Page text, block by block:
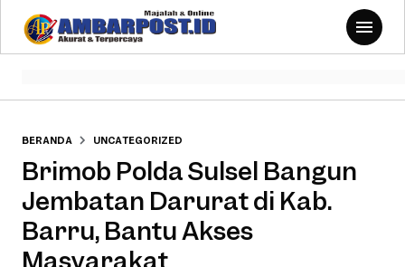
BERANDA UNCATEGORIZED
Brimob Polda Sulsel Bangun
Jembatan Darurat di Kab.
Barru, Bantu Akses
Masyarakat